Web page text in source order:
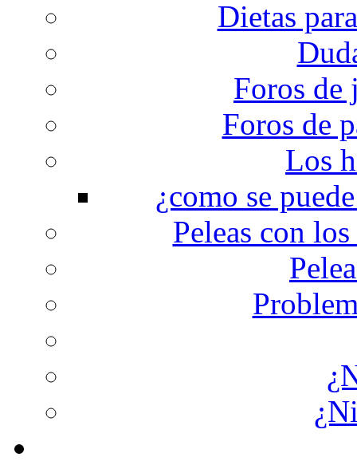
Dietas
Foros de
Foros de
Los
¿como se
Peleas con